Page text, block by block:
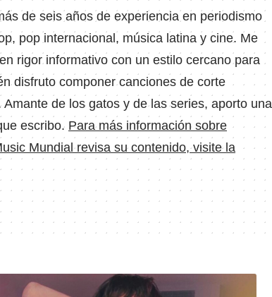
de seis años de experiencia en periodismo
pop internacional, música latina y cine. Me
rigor informativo con un estilo cercano para
disfruto componer canciones de corte
de los gatos y de las series, aporto una
escribo. Para más información sobre
Mundial revisa su contenido, visite la